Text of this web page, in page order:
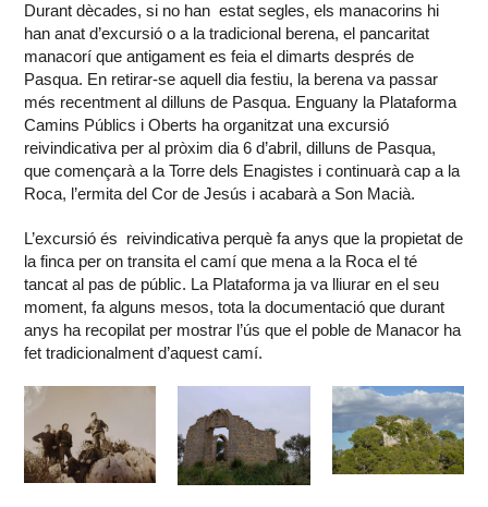
Durant dècades, si no han estat segles, els manacorins hi
han anat d’excursió o a la tradicional berena, el pancaritat
manacorí que antigament es feia el dimarts després de
Pasqua. En retirar-se aquell dia festiu, la berena va passar
més recentment al dilluns de Pasqua. Enguany la Plataforma
Camins Públics i Oberts ha organitzat una excursió
reivindicativa per al pròxim dia 6 d’abril, dilluns de Pasqua,
que començarà a la Torre dels Enagistes i continuarà cap a la
Roca, l’ermita del Cor de Jesús i acabarà a Son Macià.
L’excursió és reivindicativa perquè fa anys que la propietat de
la finca per on transita el camí que mena a la Roca el té
tancat al pas de públic. La Plataforma ja va lliurar en el seu
moment, fa alguns mesos, tota la documentació que durant
anys ha recopilat per mostrar l’ús que el poble de Manacor ha
fet tradicionalment d’aquest camí.